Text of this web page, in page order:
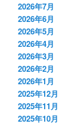
2026年7月
2026年6月
2026年5月
2026年4月
2026年3月
2026年2月
2026年1月
2025年12月
2025年11月
2025年10月